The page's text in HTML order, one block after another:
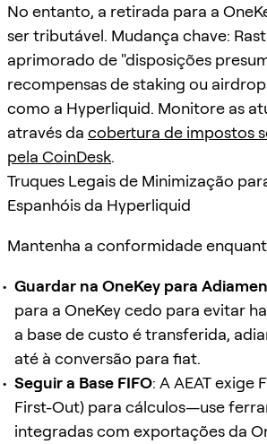
No entanto, a retirada para a
ser tributável. Mudança chave:
aprimorado de "disposições
recompensas de staking ou
como a Hyperliquid. Monitore as
através da cobertura de impostos
pela CoinDesk.
Truques Legais de Minimização
Espanhóis da Hyperliquid
Mantenha a conformidade
Guardar na OneKey para
para a OneKey cedo para evitar
a base de custo é transferida,
até à conversão para fiat.
Seguir a Base FIFO: A AEAT exige
First-Out) para cálculos—use
integradas com exportações da